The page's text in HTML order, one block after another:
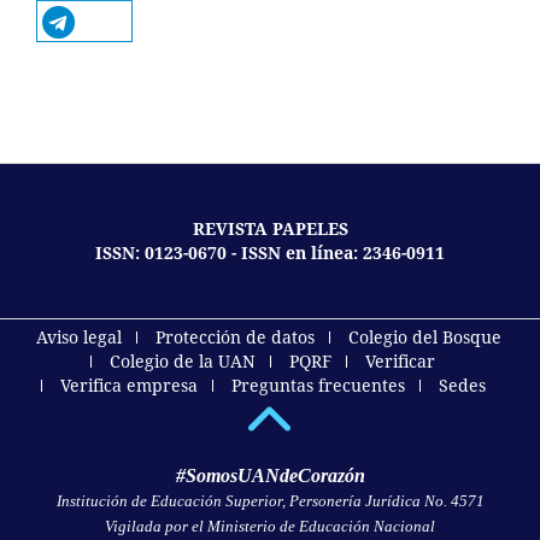
REVISTA PAPELES
ISSN: 0123-0670 - ISSN en línea: 2346-0911
Aviso legal Protección de datos
Colegio del Bosque
Colegio de la UAN
PQRF
Verificar
Verifica empresa
Preguntas frecuentes Sedes
#SomosUANdeCorazón
Institución de Educación Superior, Personería Jurídica No. 4571
Vigilada por el Ministerio de Educación Nacional